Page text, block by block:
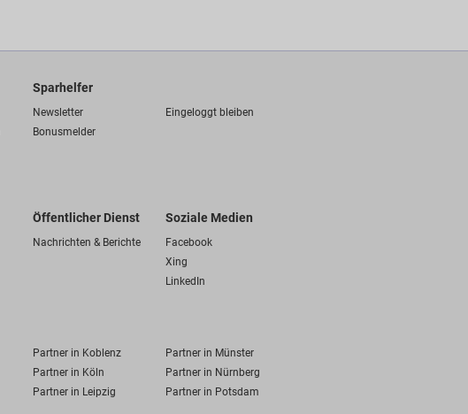
Sparhelfer
Newsletter
Eingeloggt bleiben
Bonusmelder
Öffentlicher Dienst
Nachrichten & Berichte
Soziale Medien
Facebook
Xing
LinkedIn
Partner in Koblenz
Partner in Münster
Partner in Köln
Partner in Nürnberg
Partner in Leipzig Partner in Potsdam